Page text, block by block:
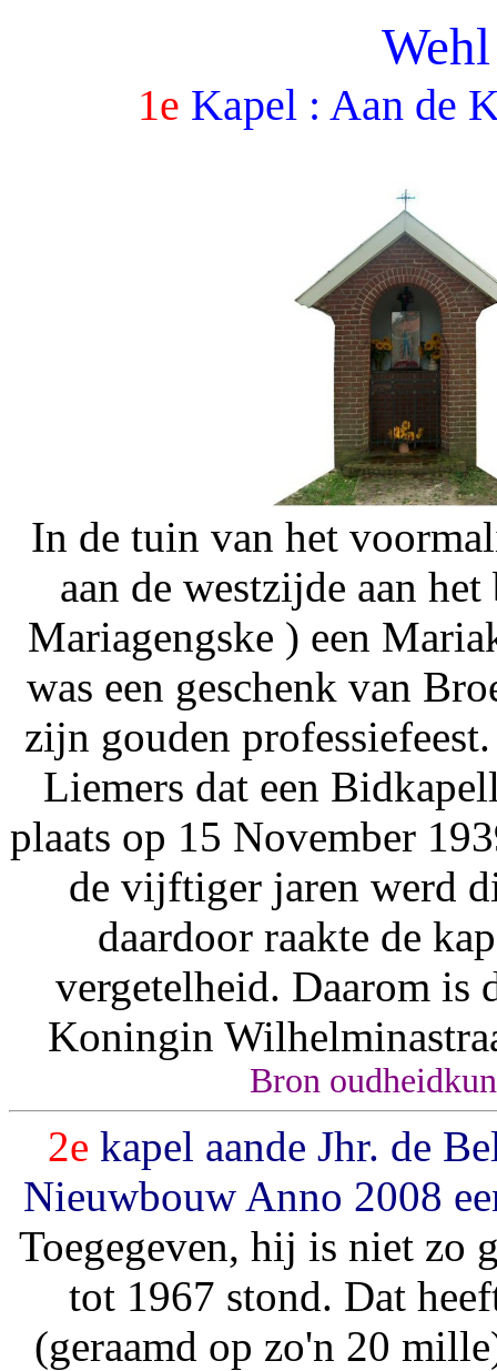
Wehl
1e Kapel : Aan de
In de tuin van het
aan de westzijde aan
Mariagengske ) een
was een geschenk van
zijn gouden
Liemers dat een
plaats op 15 November
de vijftiger jaren werd
daardoor raakte de
vergetelheid. Daarom is
Koningin
Bron
2e kapel aande Jhr. de
Nieuwbouw Anno 2008
Toegegeven, hij is niet zo
tot 1967 stond. Dat
(geraamd op zo'n 20